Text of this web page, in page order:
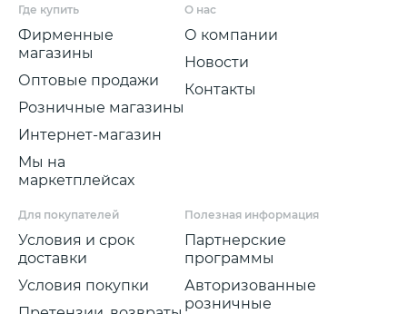
Где купить
Фирменные
магазины
Оптовые продажи
Розничные магазины
Интернет-магазин
Мы на
маркетплейсах
О нас
О компании
Новости
Контакты
Для покупателей
Условия и срок
доставки
Условия покупки
Полезная информация
Партнерские
программы
Авторизованные
розничные